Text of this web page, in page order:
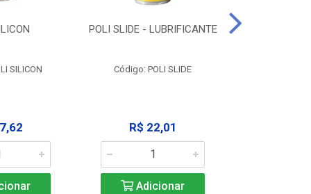
SILICON
POLI SLIDE - LUBRIFICANTE
Código: POLI SLIDE
R$ 22,01
Adicionar